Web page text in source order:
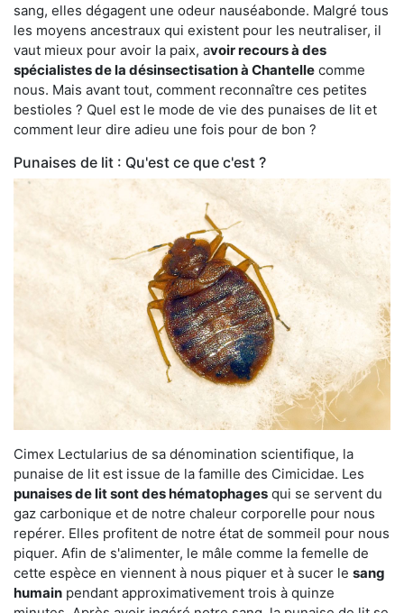
sang, elles dégagent une odeur nauséabonde. Malgré tous
les moyens ancestraux qui existent pour les neutraliser, il
vaut mieux pour avoir la paix, avoir recours à des
spécialistes de la désinsectisation à Chantelle comme
nous. Mais avant tout, comment reconnaître ces petites
bestioles ? Quel est le mode de vie des punaises de lit et
comment leur dire adieu une fois pour de bon ?
Punaises de lit : Qu'est ce que c'est ?
Cimex Lectularius de sa dénomination scientifique, la
punaise de lit est issue de la famille des Cimicidae. Les
punaises de lit sont des hématophages qui se servent du
gaz carbonique et de notre chaleur corporelle pour nous
repérer. Elles profitent de notre état de sommeil pour nous
piquer. Afin de s'alimenter, le mâle comme la femelle de
cette espèce en viennent à nous piquer et à sucer le sang
humain pendant approximativement trois à quinze